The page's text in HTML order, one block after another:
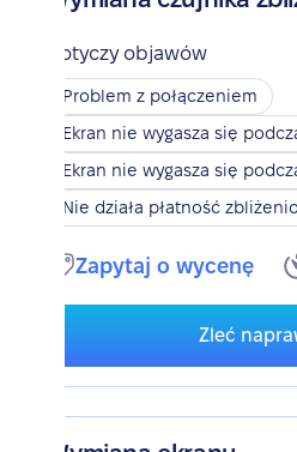
Dotyczy objawów
Problem z połączeniem
Ekran nie wygasza się
Ekran nie wygasza się
Nie działa płatność
Zapytaj o wycenę
Zleć